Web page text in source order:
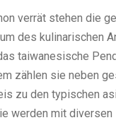
verrät stehen die
des kulinarischen
taiwanesische
zählen sie neben
zu den typischen
werden mit diversen